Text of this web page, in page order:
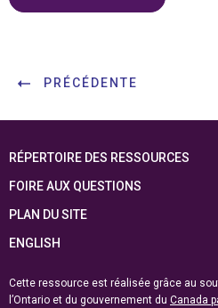
PRÉCÉDENTE
RÉPERTOIRE DES RESSOURCES
FOIRE AUX QUESTIONS
PLAN DU SITE
ENGLISH
Cette ressource est réalisée grâce au
l’Ontario et du gouvernement du Canada